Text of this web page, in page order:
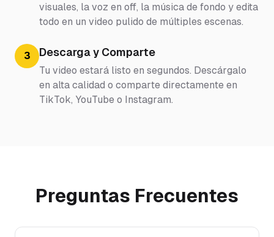
visuales, la voz en off, la música de fondo y edita
todo en un video pulido de múltiples escenas.
3 Descarga y Comparte
Tu video estará listo en segundos. Descárgalo
en alta calidad o comparte directamente en
TikTok, YouTube o Instagram.
Preguntas Frecuentes